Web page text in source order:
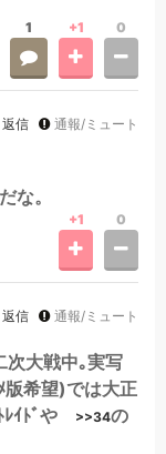
1 +1 0
返信 通報/ミュート
な。
+1 0
返信 通報/ミュート
次大戦中｡実写
版希望)では大正
ｲﾄﾞや
>>34の